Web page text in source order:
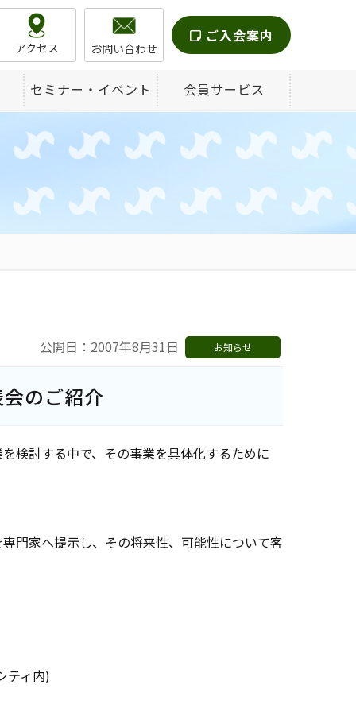
アクセス お問い合わせ
ご入会案内
セミナー・イベント 会員サービス
公開日：2007年8月31日 お知らせ
のご紹介
検討する中で、その事業を具体化するために
門家へ提示し、その将来性、可能性について客
ティ内)